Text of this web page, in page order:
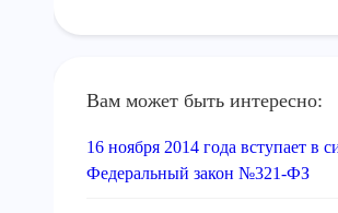
Вам может быть интересно:
16 ноября 2014 года вступает в
Федеральный закон №321-ФЗ